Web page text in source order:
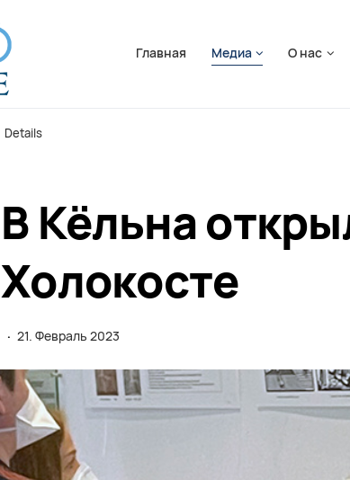
Главная
Медиа О нас
Details
В Кёльна
Холокосте
· 21. Февраль 2023